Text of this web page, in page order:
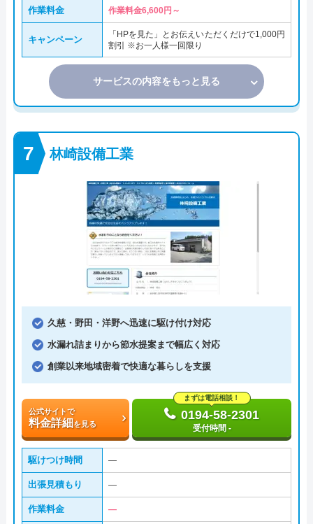
作業料金 作業料金6,600円～
キャンペーン
「HPを見た」とお伝えいただくだけで1,000円
割引 ※お一人様一回限り
サービスの内容をもっと見る
林崎設備工業
久慈・野田・洋野へ迅速に駆け付け対応
水漏れ詰まりから節水提案まで幅広く対応
創業以来地域密着で快適な暮らしを支援
公式サイトで
料金詳細を見る
まずは電話相談！
0194-58-2301
受付時間 -
駆けつけ時間 ―
出張見積もり ―
作業料金 ―